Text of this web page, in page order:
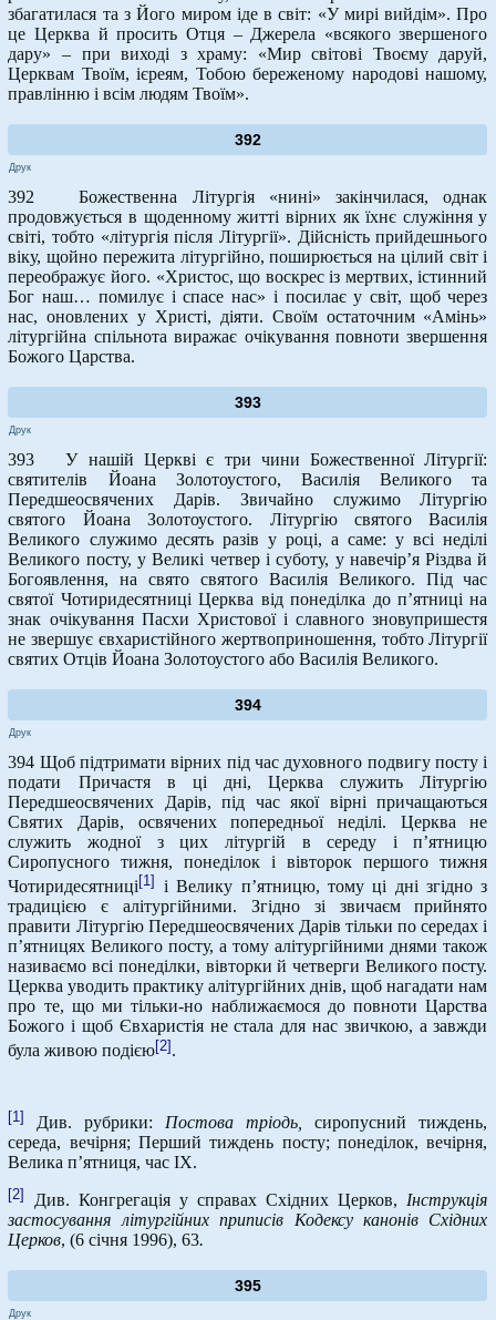
збагатилася та з Його миром іде в світ: «У мирі вийдім». Про
це Церква й просить Отця – Джерела «всякого звершеного
дару» – при виході з храму: «Мир світові Твоєму даруй,
Церквам Твоїм, ієреям, Тобою береженому народові нашому,
правлінню і всім людям Твоїм».
392
Друк
392 Божественна Літургія «нині» закінчилася, однак
продовжується в щоденному житті вірних як їхнє служіння у
світі, тобто «літургія після Літургії». Дійсність прийдешнього
віку, щойно пережита літургійно, поширюється на цілий світ і
переображує його. «Христос, що воскрес із мертвих, істинний
Бог наш… помилує і спасе нас» і посилає у світ, щоб через
нас, оновлених у Христі, діяти. Своїм остаточним «Амінь»
літургійна спільнота виражає очікування повноти звершення
Божого Царства.
393
Друк
393 У нашій Церкві є три чини Божественної Літургії:
святителів Йоана Золотоустого, Василія Великого та
Передшеосвячених Дарів. Звичайно служимо Літургію
святого Йоана Золотоустого. Літургію святого Василія
Великого служимо десять разів у році, а саме: у всі неділі
Великого посту, у Великі четвер і суботу, у навечір’я Різдва й
Богоявлення, на свято святого Василія Великого. Під час
святої Чотиридесятниці Церква від понеділка до п’ятниці на
знак очікування Пасхи Христової і славного зновупришестя
не звершує євхаристійного жертвоприношення, тобто Літургії
святих Отців Йоана Золотоустого або Василія Великого.
394
Друк
394 Щоб підтримати вірних під час духовного подвигу посту і
подати Причастя в ці дні, Церква служить Літургію
Передшеосвячених Дарів, під час якої вірні причащаються
Святих Дарів, освячених попередньої неділі. Церква не
служить жодної з цих літургій в середу і п’ятницю
Сиропусного тижня, понеділок і вівторок першого тижня
Чотиридесятниці [1]
і Велику п’ятницю, тому ці дні згідно з
традицією є алітургійними. Згідно зі звичаєм прийнято
правити Літургію Передшеосвячених Дарів тільки по середах і
п’ятницях Великого посту, а тому алітургійними днями також
називаємо всі понеділки, вівторки й четверги Великого посту.
Церква уводить практику алітургійних днів, щоб нагадати нам
про те, що ми тільки-но наближаємося до повноти Царства
Божого і щоб Євхаристія не стала для нас звичкою, а завжди
була живою подією[2].
[1] Див. рубрики: Постова тріодь,сиропусний тиждень,
середа, вечірня; Перший тиждень посту; понеділок, вечірня,
Велика п’ятниця, час ІХ.
[2] Див. Конгрегація у справах Східних Церков, Інструкція
застосування літургійних приписів Кодексу канонів Східних
Церков, (6 січня 1996), 63.
395
Друк